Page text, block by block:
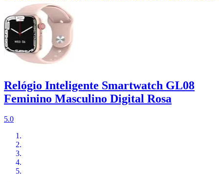
Relógio Inteligente Smartwatch GL08
Feminino Masculino Digital Rosa
5.0